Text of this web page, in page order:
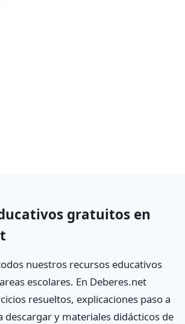
gratuitos en
nuestros recursos educativos
escolares. En Deberes.net
resueltos, explicaciones paso a
descargar y materiales didácticos de